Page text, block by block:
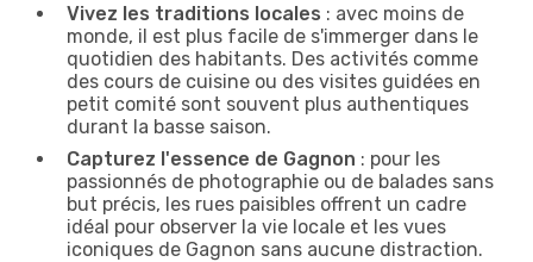
Vivez les traditions locales : avec moins de
monde, il est plus facile de s'immerger dans le
quotidien des habitants. Des activités comme
des cours de cuisine ou des visites guidées en
petit comité sont souvent plus authentiques
durant la basse saison.
Capturez l'essence de Gagnon : pour les
passionnés de photographie ou de balades sans
but précis, les rues paisibles offrent un cadre
idéal pour observer la vie locale et les vues
iconiques de Gagnon sans aucune distraction.